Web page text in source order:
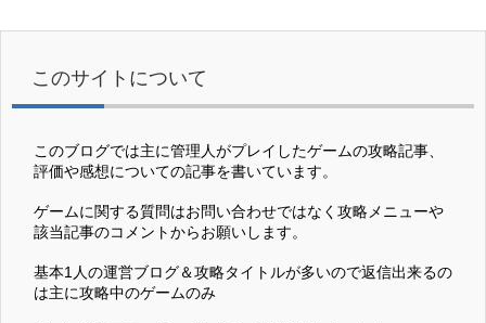
このサイトについて
このブログでは主に管理人がプレイしたゲームの攻略記事、
評価や感想についての記事を書いています。
ゲームに関する質問はお問い合わせではなく攻略メニューや
該当記事のコメントからお願いします。
基本1人の運営ブログ＆攻略タイトルが多いので返信出来るの
は主に攻略中のゲームのみ